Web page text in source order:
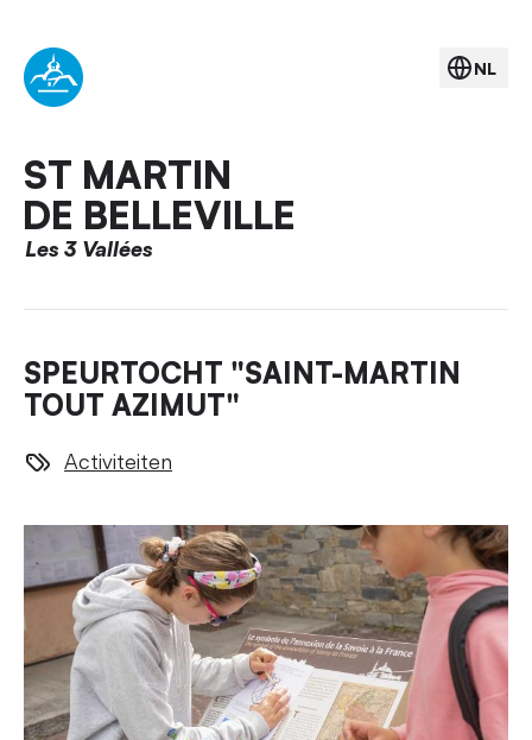
ST MARTIN
DE BELLEVILLE
Les 3 Vallées
NL
SPEURTOCHT "SAINT-MARTIN
TOUT AZIMUT"
Activiteiten